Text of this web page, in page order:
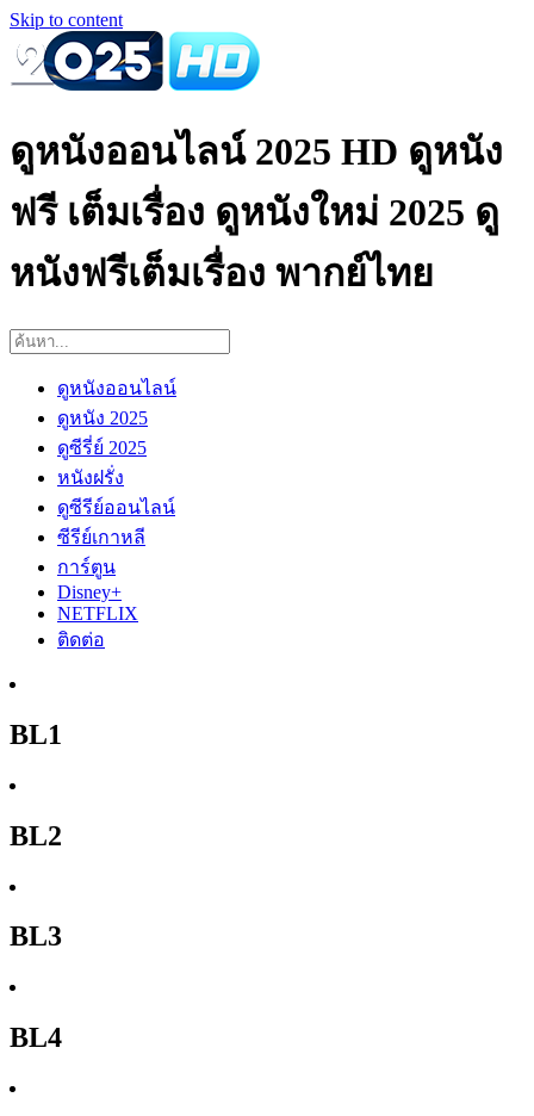
Skip to content
ดูหนังออนไลน์ 2025 HD ดูหนัง
ฟรี เต็มเรื่อง ดูหนังใหม่ 2025 ดู
หนังฟรีเต็มเรื่อง พากย์ไทย
ดูหนังออนไลน์
ดูหนัง 2025
ดูซีรี่ย์ 2025
หนังฝรั่ง
ดูซีรีย์ออนไลน์
ซีรีย์เกาหลี
การ์ตูน
Disney+
NETFLIX
ติดต่อ
BL1
BL2
BL3
BL4